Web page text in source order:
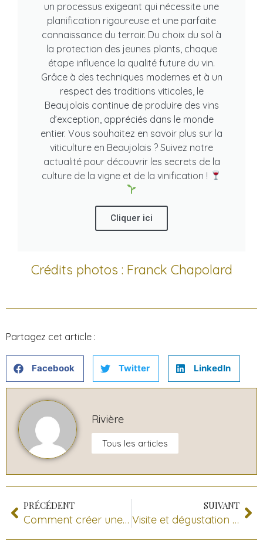
un processus exigeant qui nécessite une
planification rigoureuse et une parfaite
connaissance du terroir. Du choix du sol à
la protection des jeunes plants, chaque
étape influence la qualité future du vin.
Grâce à des techniques modernes et à un
respect des traditions viticoles, le
Beaujolais continue de produire des vins
d’exception, appréciés dans le monde
entier. Vous souhaitez en savoir plus sur la
viticulture en Beaujolais ? Suivez notre
actualité pour découvrir les secrets de la
culture de la vigne et de la vinification !
Cliquer ici
Crédits photos : Franck Chapolard
Partagez cet article :
Facebook Twitter LinkedIn
Rivière
Tous les articles
PRÉCÉDENT
Comment créer une étiquette de vin
SUIVANT
Visite et dégustation au Domaine JP Riviere | Œnotourisme en Beaujolais Pierres Dorées